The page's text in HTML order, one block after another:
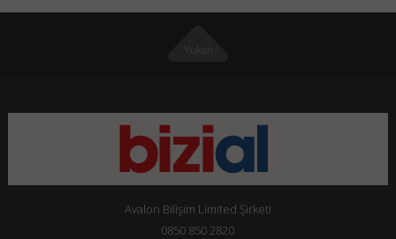
Avalon Bilişim Limited Şirketi
0850 850 2820